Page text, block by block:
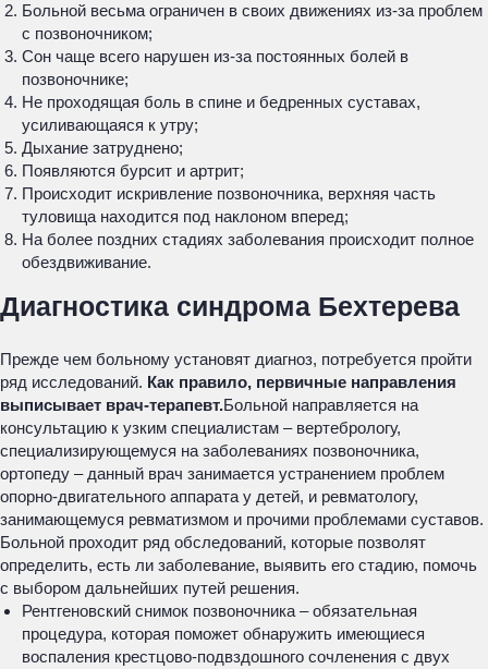
Больной весьма ограничен в своих движениях из-за проблем
с позвоночником;
Сон чаще всего нарушен из-за постоянных болей в
позвоночнике;
Не проходящая боль в спине и бедренных суставах,
усиливающаяся к утру;
Дыхание затруднено;
Появляются бурсит и артрит;
Происходит искривление позвоночника, верхняя часть
туловища находится под наклоном вперед;
На более поздних стадиях заболевания происходит полное
обездвиживание.
Диагностика синдрома Бехтерева
Прежде чем больному установят диагноз, потребуется пройти
ряд исследований. Как правило, первичные направления
выписывает врач-терапевт.Больной направляется на
консультацию к узким специалистам – вертебрологу,
специализирующемуся на заболеваниях позвоночника,
ортопеду – данный врач занимается устранением проблем
опорно-двигательного аппарата у детей, и ревматологу,
занимающемуся ревматизмом и прочими проблемами суставов.
Больной проходит ряд обследований, которые позволят
определить, есть ли заболевание, выявить его стадию, помочь
с выбором дальнейших путей решения.
Рентгеновский снимок позвоночника – обязательная
процедура, которая поможет обнаружить имеющиеся
воспаления крестцово-подвздошного сочленения с двух